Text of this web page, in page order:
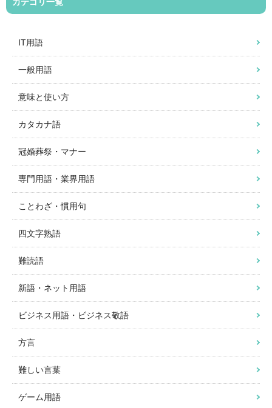
IT用語
一般用語
意味と使い方
カタカナ語
冠婚葬祭・マナー
専門用語・業界用語
ことわざ・慣用句
四文字熟語
難読語
新語・ネット用語
ビジネス用語・ビジネス敬語
方言
難しい言葉
ゲーム用語